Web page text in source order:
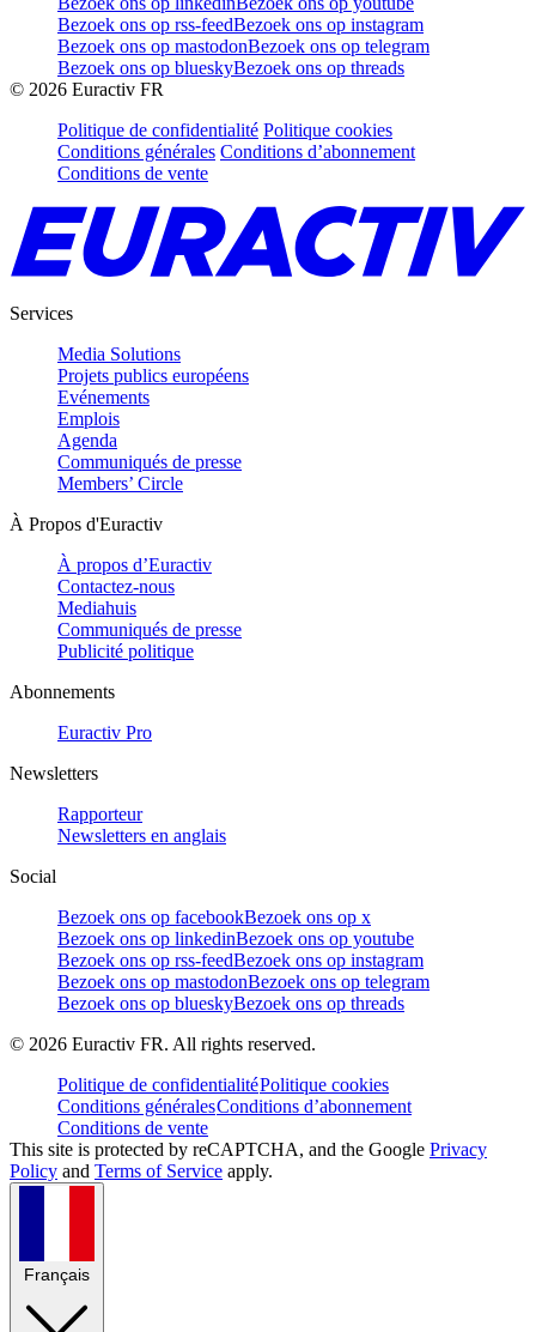
Bezoek ons op rss-feedBezoek ons op instagram
Bezoek ons op mastodonBezoek ons op telegram
Bezoek ons op blueskyBezoek ons op threads
© 2026 Euractiv FR
Politique de confidentialité Politique cookies
Conditions générales Conditions d’abonnement
Conditions de vente
Services
Media Solutions
Projets publics européens
Evénements
Emplois
Agenda
Communiqués de presse
Members’ Circle
À Propos d'Euractiv
À propos d’Euractiv
Contactez-nous
Mediahuis
Communiqués de presse
Publicité politique
Abonnements
Euractiv Pro
Newsletters
Rapporteur
Newsletters en anglais
Social
Bezoek ons op facebookBezoek ons op x
Bezoek ons op linkedinBezoek ons op youtube
Bezoek ons op rss-feedBezoek ons op instagram
Bezoek ons op mastodonBezoek ons op telegram
Bezoek ons op blueskyBezoek ons op threads
© 2026 Euractiv FR. All rights reserved.
Politique de confidentialitéPolitique cookies
Conditions généralesConditions d’abonnement
Conditions de vente
This site is protected by reCAPTCHA, and the Google Privacy
Policy and Terms of Service apply.
Français